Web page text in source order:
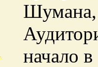
Шумана,
начало